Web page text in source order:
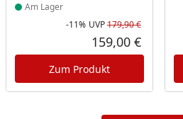
Am Lager
Rabatt
-11% UVP179,90 €
159,00 €
Zum Produkt